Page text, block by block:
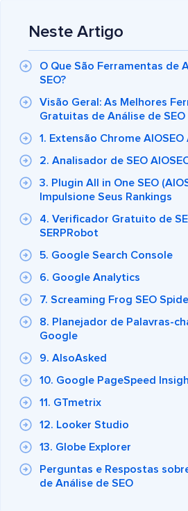
Neste Artigo
O Que São Ferramentas de
SEO?
Visão Geral: As Melhores
Gratuitas de Análise de SEO
1. Extensão Chrome AIOSEO
2. Analisador de SEO
3. Plugin All in One SEO
Impulsione Seus Rankings
4. Verificador Gratuito de
SERPRobot
5. Google Search Console
6. Google Analytics
7. Screaming Frog SEO
8. Planejador de Palavras-
Google
9. AlsoAsked
10. Google PageSpeed
11. GTmetrix
12. Looker Studio
13. Globe Explorer
Perguntas e Respostas
de Análise de SEO